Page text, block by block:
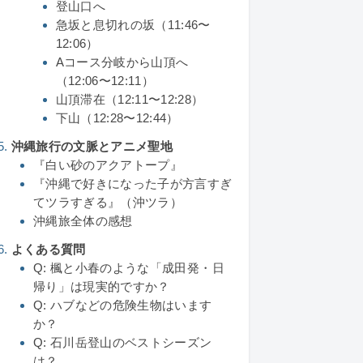
登山口へ
急坂と息切れの坂（11:46〜
12:06）
Aコース分岐から山頂へ
（12:06〜12:11）
山頂滞在（12:11〜12:28）
下山（12:28〜12:44）
沖縄旅行の文脈とアニメ聖地
『白い砂のアクアトープ』
『沖縄で好きになった子が方言すぎ
てツラすぎる』（沖ツラ）
沖縄旅全体の感想
よくある質問
Q: 楓と小春のような「成田発・日
帰り」は現実的ですか？
Q: ハブなどの危険生物はいます
か？
Q: 石川岳登山のベストシーズン